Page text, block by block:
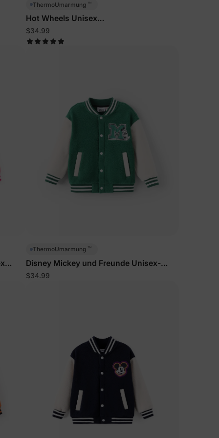
ThermoUmarmung ™
Hot Wheels Unisex
Kleinkind-/Kinderjacke Blau
$34.99
ThermoUmarmung ™
Disney Mickey und Freunde Unisex-
Jacke für Kleinkinder/Kinder Grün
$34.99
&
erste
Sie